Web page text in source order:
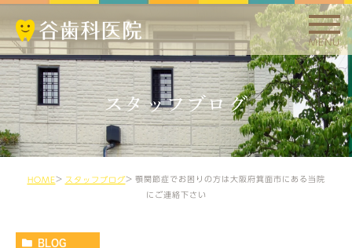
MENU
スタッフブログ
HOME スタッフブログ
顎関節症でお困りの方は大阪府箕面市にある当院
にご連絡下さい
BLOG